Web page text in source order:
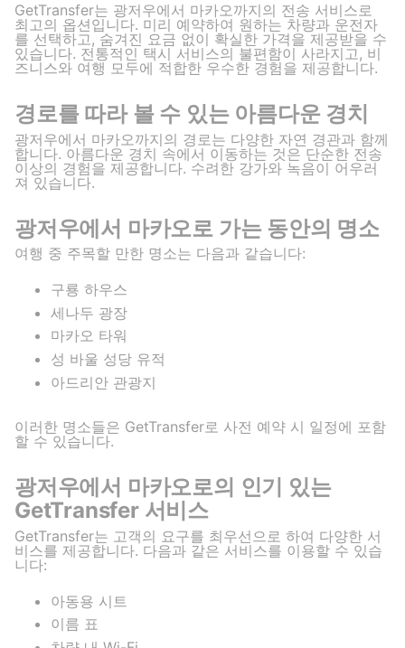
GetTransfer는 광저우에서 마카오까지의 전송 서비스로
최고의 옵션입니다. 미리 예약하여 원하는 차량과 운전자
를 선택하고, 숨겨진 요금 없이 확실한 가격을 제공받을 수
있습니다. 전통적인 택시 서비스의 불편함이 사라지고, 비
즈니스와 여행 모두에 적합한 우수한 경험을 제공합니다.
경로를 따라 볼 수 있는 아름다운 경치
광저우에서 마카오까지의 경로는 다양한 자연 경관과 함께
합니다. 아름다운 경치 속에서 이동하는 것은 단순한 전송
이상의 경험을 제공합니다. 수려한 강가와 녹음이 어우러
져 있습니다.
광저우에서 마카오로 가는 동안의 명소
여행 중 주목할 만한 명소는 다음과 같습니다:
구룡 하우스
세나두 광장
마카오 타워
성 바울 성당 유적
아드리안 관광지
이러한 명소들은 GetTransfer로 사전 예약 시 일정에 포함
할 수 있습니다.
광저우에서 마카오로의 인기 있는
GetTransfer 서비스
GetTransfer는 고객의 요구를 최우선으로 하여 다양한 서
비스를 제공합니다. 다음과 같은 서비스를 이용할 수 있습
니다:
아동용 시트
이름 표